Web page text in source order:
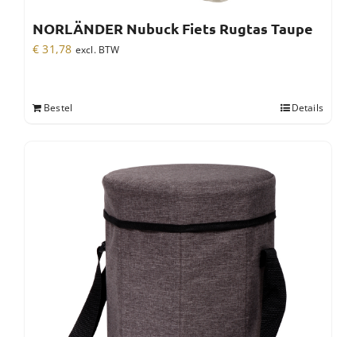
NORLÄNDER Nubuck Fiets Rugtas Taupe
€ 31,78 excl. BTW
Bestel Details